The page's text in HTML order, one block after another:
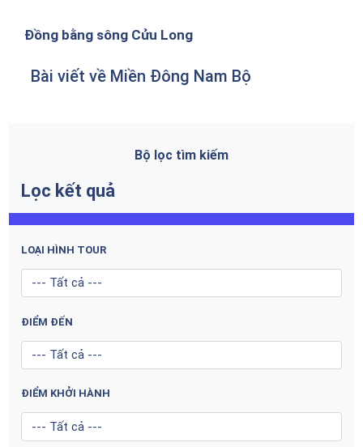
Bộ lọc tìm kiếm
Lọc kết quả
LOẠI HÌNH TOUR
ĐIỂM ĐẾN
ĐIỂM KHỞI HÀNH
Đồng bằng sông Cửu Long
Bài viết về Miền Đông Nam Bộ